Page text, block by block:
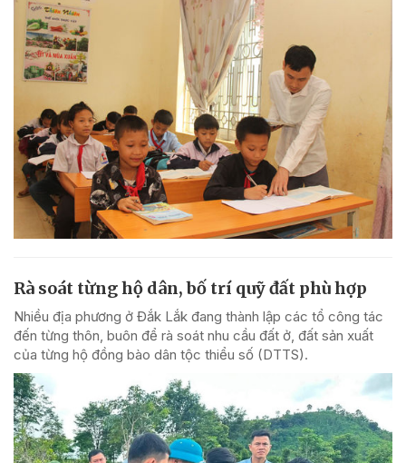
Rà soát từng hộ dân, bố trí quỹ đất phù hợp
Nhiều địa phương ở Đắk Lắk đang thành lập các tổ công tác
đến từng thôn, buôn để rà soát nhu cầu đất ở, đất sản xuất
của từng hộ đồng bào dân tộc thiểu số (DTTS).